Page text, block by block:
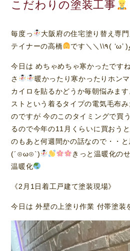
こだわりの塗装工事
毎度っ
大阪府の住宅塗り替え専
テイナーの高橋
今日は めちゃめちゃ寒かったです
さ
暖かったり寒かったりホン
カイロを貼るかどうか毎朝悩みま
ストという着るタイプの電気毛布
のですが 今のこのタイミングで買
るので今年の11月くらいに買おう
のもあと何週間かの話なので・・
(´⊙ω⊙`)
きっと温暖化の
温暖化
《2月1日着工戸建て塗装現場》
今日は 外壁の上塗り作業 付帯塗装